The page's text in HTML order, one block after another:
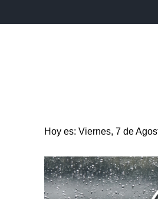
ENTRETENIMIENTO
Hoy es: Viernes, 7 de